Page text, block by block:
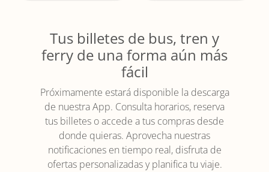
Tus billetes de bus, tren y
ferry de una forma aún más
fácil
Próximamente estará disponible la descarga
de nuestra App. Consulta horarios, reserva
tus billetes o accede a tus compras desde
donde quieras. Aprovecha nuestras
notificaciones en tiempo real, disfruta de
ofertas personalizadas y planifica tu viaje.